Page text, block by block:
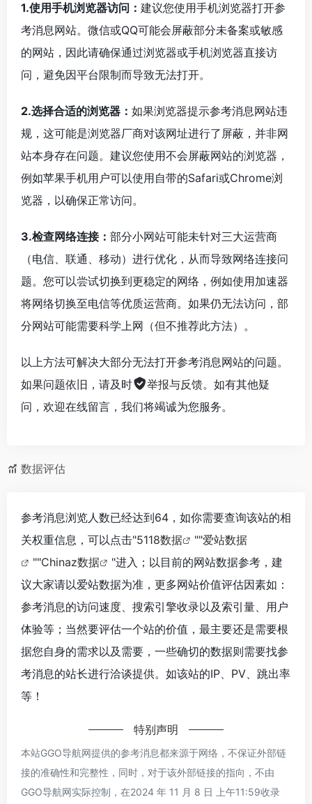
1.使用手机浏览器访问： 建议您使用手机浏览器打开参
考消息网站。微信或QQ可能会屏蔽部分未备案或敏感
的网站，因此请确保通过浏览器或手机浏览器直接访
问，避免因平台限制而导致无法打开。
2.选择合适的浏览器： 如果浏览器提示参考消息网站违
规，这可能是浏览器厂商对该网址进行了屏蔽，并非网
站本身存在问题。建议您使用不会屏蔽网站的浏览器，
例如苹果手机用户可以使用自带的Safari或Chrome浏
览器，以确保正常访问。
3.检查网络连接： 部分小网站可能未针对三大运营商
（电信、联通、移动）进行优化，从而导致网络连接问
题。您可以尝试切换到更稳定的网络，例如使用加速器
将网络切换至电信等优质运营商。如果仍无法访问，部
分网站可能需要科学上网（但不推荐此方法）。
以上方法可解决大部分无法打开参考消息网站的问题。
如果问题依旧，请及时
举报与反馈。如有其他疑
问，欢迎在线留言，我们将竭诚为您服务。
数据评估
参考消息浏览人数已经达到64，如你需要查询该站的相
关权重信息，可以点击"5118数据 ""爱站数据
""Chinaz数据
"进入；以目前的网站数据参考，建
议大家请以爱站数据为准，更多网站价值评估因素如：
参考消息的访问速度、搜索引擎收录以及索引量、用户
体验等；当然要评估一个站的价值，最主要还是需要根
据您自身的需求以及需要，一些确切的数据则需要找参
考消息的站长进行洽谈提供。如该站的IP、PV、跳出率
等！
特别声明
本站GGO导航网提供的参考消息都来源于网络，不保证外部链
接的准确性和完整性，同时，对于该外部链接的指向，不由
GGO导航网实际控制，在2024 年 11 月 8 日 上午11:59收录